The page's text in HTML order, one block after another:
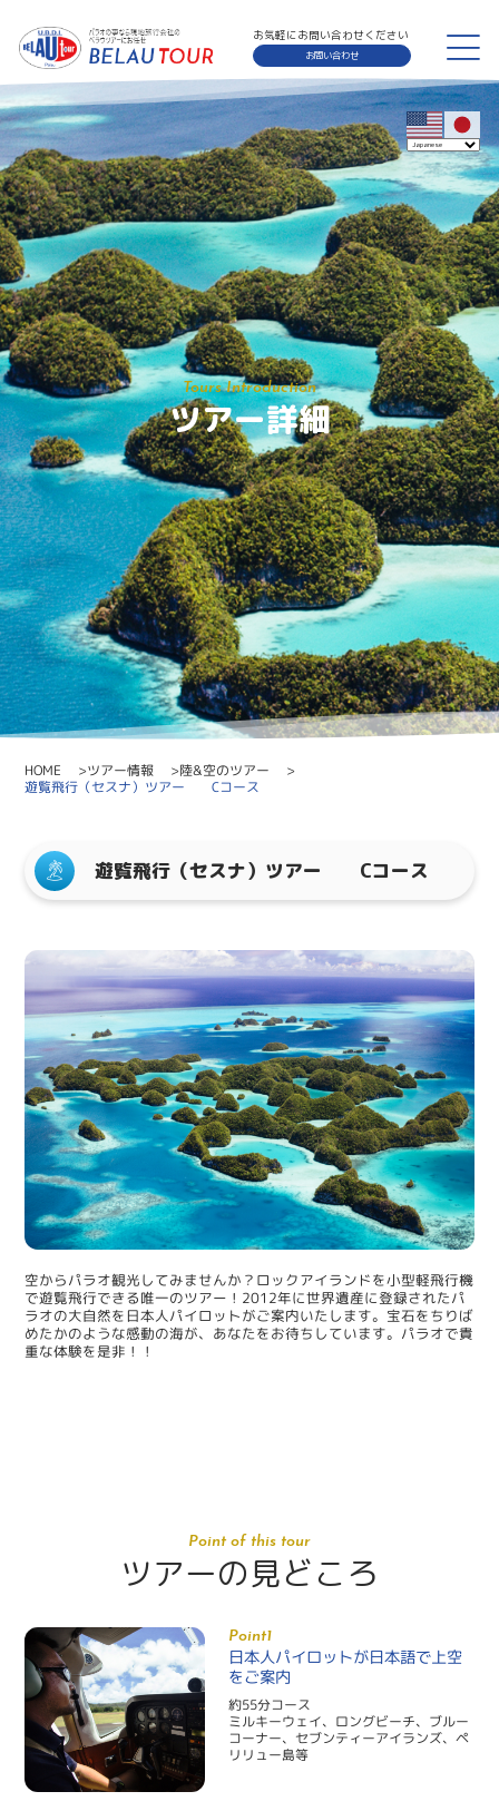
お気軽にお問い合わせください
お問い合わせ
Tours Introduction
ツアー詳細
HOME ツアー情報 陸&空のツアー
遊覧飛行（セスナ）ツアー Cコース
遊覧飛行（セスナ）ツアー Cコース
空からパラオ観光してみませんか？ロックアイランドを小型軽飛行機
で遊覧飛行できる唯一のツアー！2012年に世界遺産に登録されたパ
ラオの大自然を日本人パイロットがご案内いたします。宝石をちりば
めたかのような感動の海が、あなたをお待ちしています。パラオで貴
重な体験を是非！！
Point of this tour
ツアーの見どころ
Point1
日本人パイロットが日本語で上空
をご案内
約55分コース
ミルキーウェイ、ロングビーチ、ブルー
コーナー、セブンティーアイランズ、ペ
リリュー島等